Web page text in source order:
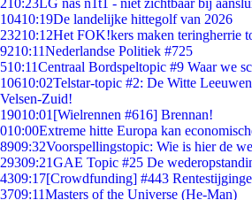
210:23LG nas n1t1 - niet zichtbaar bij
10410:19De landelijke hittegolf van 2026
23210:12Het FOK!kers maken teringherrie
9210:11Nederlandse Politiek #725
510:11Centraal Bordspeltopic #9 Waar we
10610:02Telstar-topic #2: De Witte
Velsen-Zuid!
19010:01 [Wielrennen #616] Brennan!
010:00Extreme hitte Europa kan
8909:32Voorspellingstopic: Wie is hier de
29309:21GAE Topic #25 De
4309:17[Crowdfunding] #443
3709:11Masters of the Universe (He-Man)